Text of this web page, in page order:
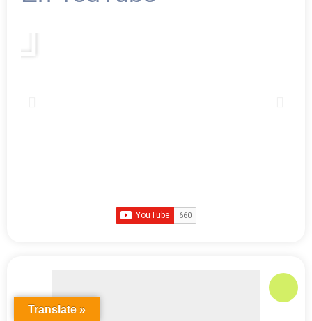
Translate »